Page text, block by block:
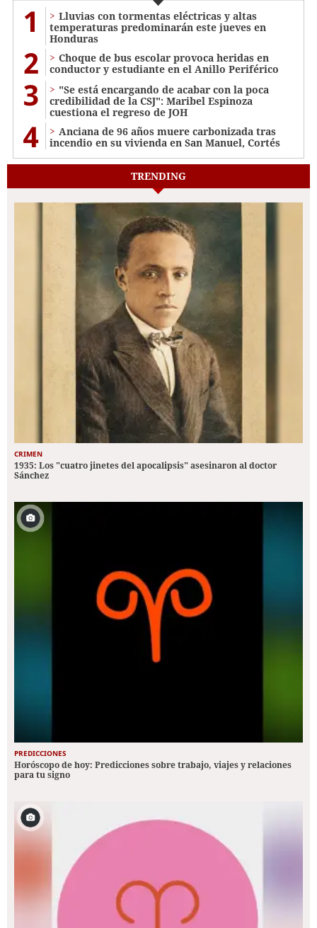
1
Lluvias con tormentas eléctricas y altas
temperaturas predominarán este jueves en
Honduras
2
Choque de bus escolar provoca heridas en
conductor y estudiante en el Anillo Periférico
3
"Se está encargando de acabar con la poca
credibilidad de la CSJ": Maribel Espinoza
cuestiona el regreso de JOH
4
Anciana de 96 años muere carbonizada tras
incendio en su vivienda en San Manuel, Cortés
TRENDING
CRIMEN
1935: Los "cuatro jinetes del apocalipsis" asesinaron al doctor
Sánchez
PREDICCIONES
Horóscopo de hoy: Predicciones sobre trabajo, viajes y relaciones
para tu signo